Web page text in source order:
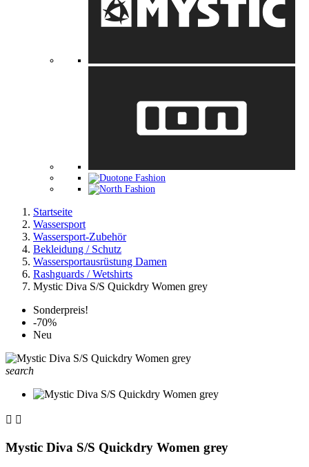
Startseite
Wassersport
Wassersport-Zubehör
Bekleidung / Schutz
Wassersportausrüstung Damen
Rashguards / Wetshirts
Mystic Diva S/S Quickdry Women grey
Sonderpreis!
-70%
Neu
search
 
Mystic Diva S/S Quickdry Women grey